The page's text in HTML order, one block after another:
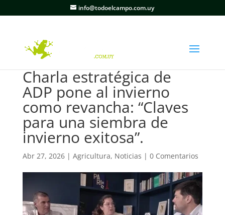
info@todoelcampo.com.uy
Charla estratégica de
ADP pone al invierno
como revancha: “Claves
para una siembra de
invierno exitosa”.
Abr 27, 2026| Agricultura, Noticias | 0 Comentarios